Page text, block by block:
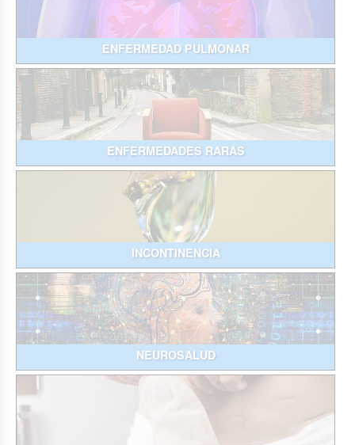
ENFERMEDAD PULMONAR
ENFERMEDADES RARAS
INCONTINENCIA
NEUROSALUD